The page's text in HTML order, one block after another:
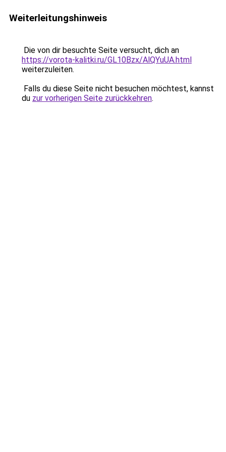
Weiterleitungshinweis
Die von dir besuchte Seite versucht, dich an
https://vorota-kalitki.ru/GL10Bzx/AlQYuUA.html
weiterzuleiten.
Falls du diese Seite nicht besuchen möchtest, kannst
du zur vorherigen Seite zurückkehren.